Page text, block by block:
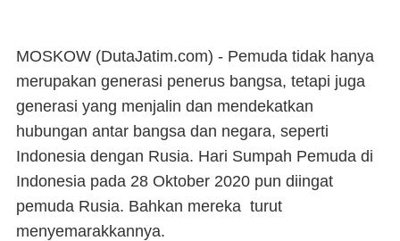
MOSKOW (DutaJatim.com) - Pemuda tidak hanya
merupakan generasi penerus bangsa, tetapi juga
generasi yang menjalin dan mendekatkan
hubungan antar bangsa dan negara, seperti
Indonesia dengan Rusia. Hari Sumpah Pemuda di
Indonesia pada 28 Oktober 2020 pun diingat
pemuda Rusia. Bahkan mereka turut
menyemarakkannya.